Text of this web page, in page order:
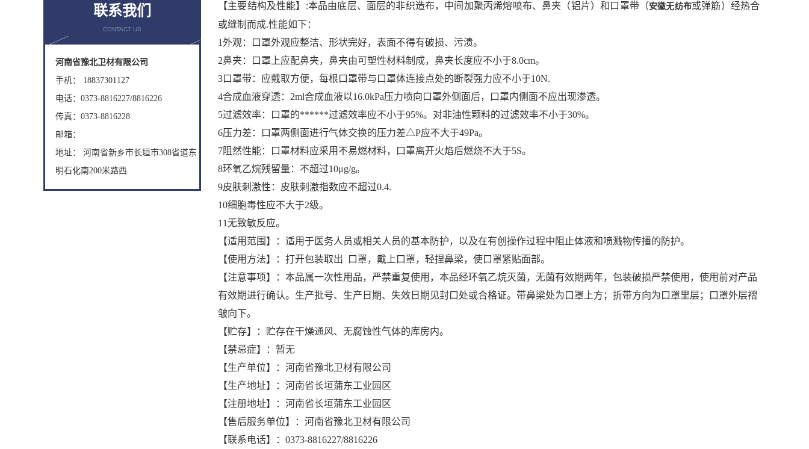
联系我们
CONTACT US
河南省豫北卫材有限公司
手机： 18837301127
电话：0373-8816227/8816226
传真：0373-8816228
邮箱：
地址： 河南省新乡市长垣市308省道东
明石化南200米路西
【主要结构及性能】:本品由底层、面层的非织造布，中间加聚丙烯熔喷布、鼻夹（铝片）和口罩带（安徽无纺布或弹筋）经热合
或缝制而成.性能如下：
1外观：口罩外观应整洁、形状完好，表面不得有破损、污渍。
2鼻夹：口罩上应配鼻夹，鼻夹由可塑性材料制成，鼻夹长度应不小于8.0cm。
3口罩带：应戴取方便，每根口罩带与口罩体连接点处的断裂强力应不小于10N.
4合成血液穿透：2ml合成血液以16.0kPa压力喷向口罩外侧面后，口罩内侧面不应出现渗透。
5过滤效率：口罩的******过滤效率应不小于95%。对非油性颗料的过滤效率不小于30%。
6压力差：口罩两侧面进行气体交换的压力差△P应不大于49Pa。
7阻然性能：口罩材料应采用不易燃材料，口罩离开火焰后燃烧不大于5S。
8环氧乙烷残留量：不超过10μg/g。
9皮肤刺激性：皮肤刺激指数应不超过0.4.
10细胞毒性应不大于2级。
11无致敏反应。
【适用范围】：适用于医务人员或相关人员的基本防护，以及在有创操作过程中阻止体液和喷溅物传播的防护。
【使用方法】：打开包装取出 口罩，戴上口罩，轻捏鼻梁，使口罩紧贴面部。
【注意事项】：本品属一次性用品，严禁重复使用，本品经环氧乙烷灭菌，无菌有效期两年，包装破损严禁使用，使用前对产品
有效期进行确认。生产批号、生产日期、失效日期 见封口处或合格证。带鼻梁处为口罩上方；折带方向为口罩里层；口罩外层褶
皱向下。
【贮存】：贮存在干燥通风、无腐蚀性气体的库房内。
【禁忌症】：暂无
【生产单位】：河南省豫北卫材有限公司
【生产地址】：河南省长垣蒲东工业园区
【注册地址】：河南省长垣蒲东工业园区
【售后服务单位】：河南省豫北卫材有限公司
【联系电话】：0373-8816227/8816226